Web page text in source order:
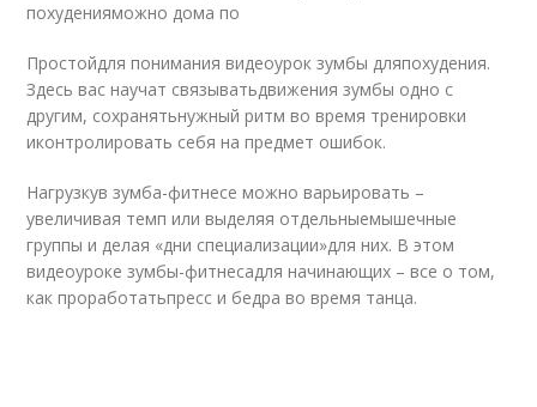
похуденияможно дома по
Простойдля понимания видеоурок зумбы дляпохудения.
Здесь вас научат связыватьдвижения зумбы одно с
другим, сохранятьнужный ритм во время тренировки
иконтролировать себя на предмет ошибок.
Нагрузкув зумба-фитнесе можно варьировать –
увеличивая темп или выделяя отдельныемышечные
группы и делая «дни специализации»для них. В этом
видеоуроке зумбы-фитнесадля начинающих – все о том,
как проработатьпресс и бедра во время танца.